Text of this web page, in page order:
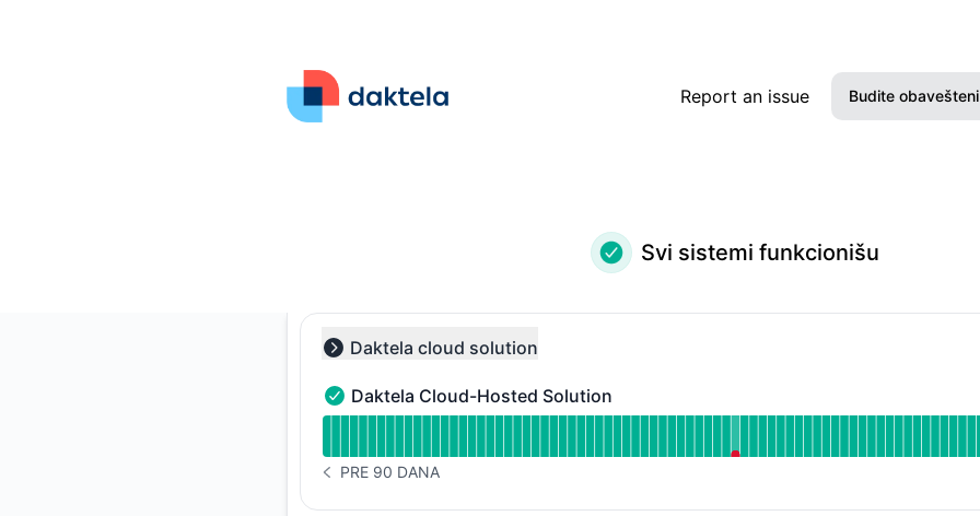
Report an issue Budite
Svi sistemi funkcionišu
Collapse group
Daktela cloud solution
Daktela Cloud-Hosted Solution - Funkcioniše
Daktela Cloud-Hosted Solution
ISTORIJA OBAVEŠTENJA PRE 90 DANA
PRE 90 DANA